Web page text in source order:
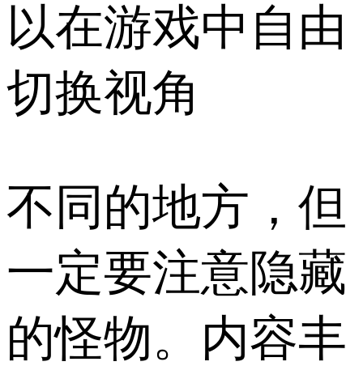
以在游戏中自由
切换视角
不同的地方，但
一定要注意隐藏
的怪物。内容丰